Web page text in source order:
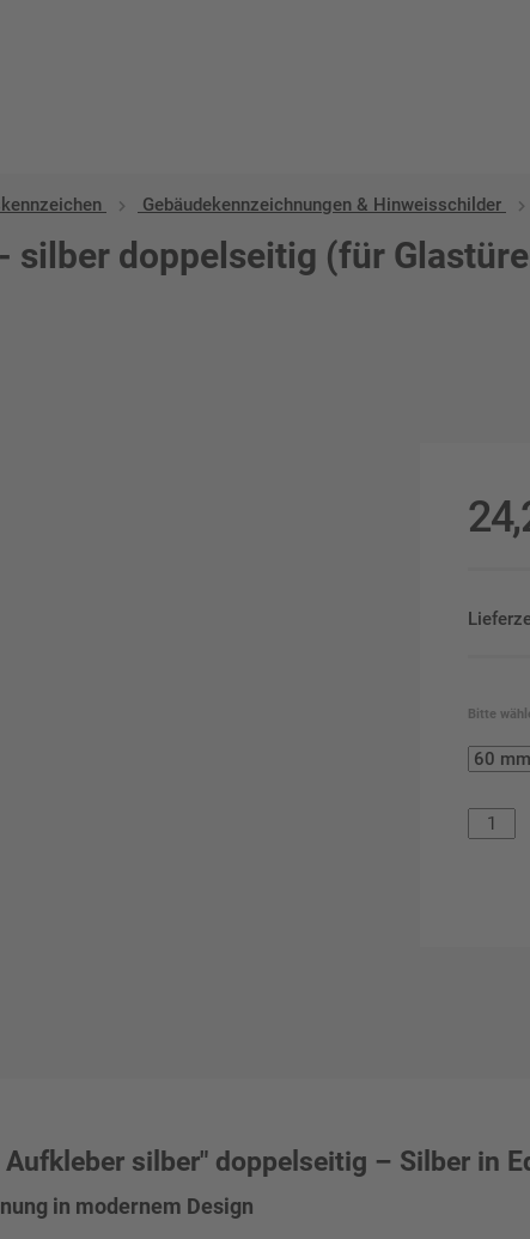
Gebäudekennzeichnungen & Hinweisschilder
silber doppelseitig (für
Bitte
Aufkleber silber" doppelseitig – Silber in
in modernem Design